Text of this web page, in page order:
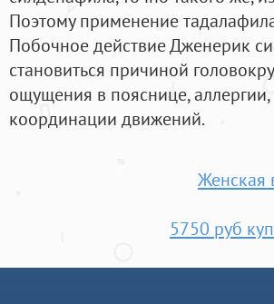
Поэтому применение
Побочное действие Дженерик
становиться причиной
ощущения в пояснице,
координации движений.
Женская
5750 руб